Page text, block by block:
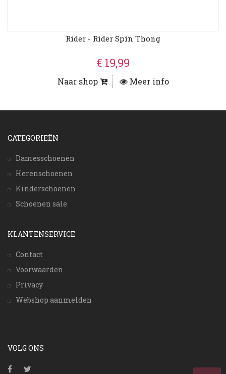
Rider - Rider Spin Thong
€ 19,99
Naar shop Meer info
CATEGORIEËN
Damesschoenen
Herenschoenen
Kinderschoenen
Schoenen sale
KLANTENSERVICE
Contact
Voorwaarden
Privacy
Webshop aanmelden
VOLG ONS